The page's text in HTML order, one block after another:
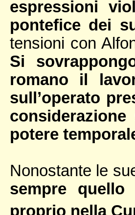
espressioni
pontefice dei
tensioni con
Si
romano il
sull’operato
potere
Nonostante le
sempre
proprio nella